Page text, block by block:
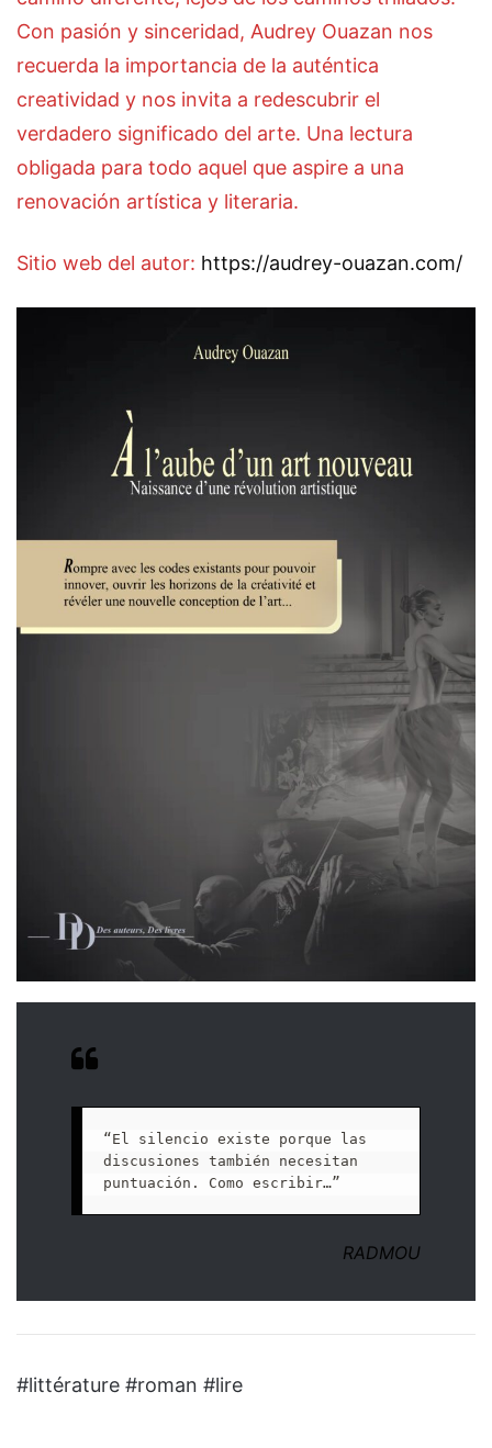
Con pasión y sinceridad, Audrey Ouazan nos
recuerda la importancia de la auténtica
creatividad y nos invita a redescubrir el
verdadero significado del arte. Una lectura
obligada para todo aquel que aspire a una
renovación artística y literaria.
Sitio web del autor: https://audrey-ouazan.com/
“El silencio existe porque las
discusiones también necesitan
puntuación. Como escribir…”
RADMOU
#littérature #roman #lire